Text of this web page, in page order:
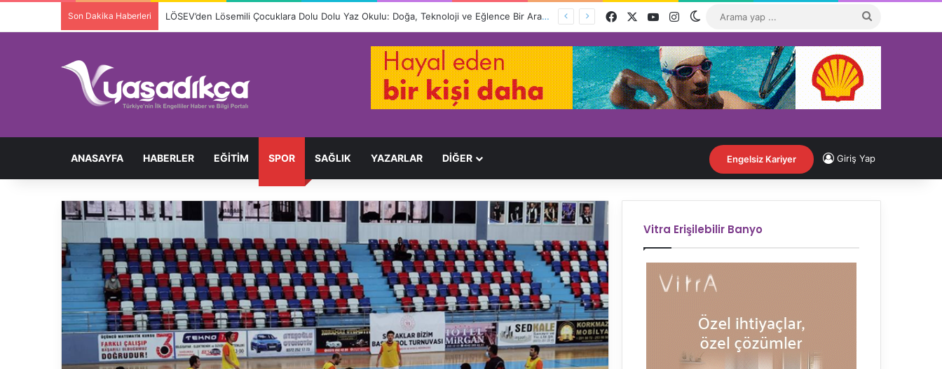
Son Dakika Haberleri LÖSEV’den Lösemili Çocuklara Dolu Dolu Yaz Okulu: Doğa, Teknoloji ve Eğlence Bir Arada Facebook YouTubeInstagramDış görünümü değiştir
...
ANASAYFA HABERLER EĞITIM SPOR SAĞLIK YAZARLAR DİĞER Engelsiz Kariyer Giriş Yap
Vitra Erişilebilir Banyo